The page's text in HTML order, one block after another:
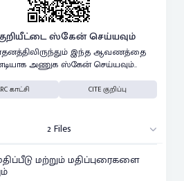
குறியீட்டை ஸ்கேன் செய்யவும்
இந்த ஆவணத்தை
அணுக ஸ்கேன் செய்யவும்..
காட்சி CITE குறிப்பு
2 Files
மற்றும் மதிப்புரைகளை